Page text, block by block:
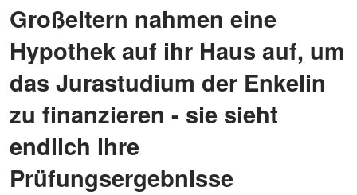
Großeltern nahmen eine
Hypothek auf ihr Haus auf, um
das Jurastudium der Enkelin
zu finanzieren - sie sieht
endlich ihre
Prüfungsergebnisse